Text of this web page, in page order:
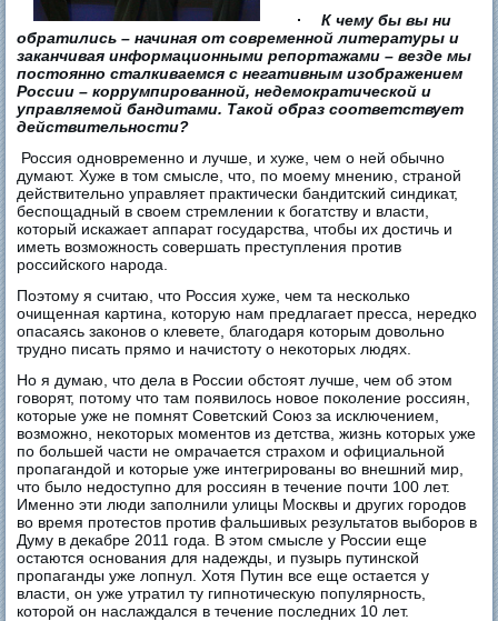
К чему бы вы ни
обратились – начиная от современной литературы и
заканчивая информационными репортажами – везде мы
постоянно сталкиваемся с негативным изображением
России – коррумпированной, недемократической и
управляемой бандитами. Такой образ соответствует
действительности?
Россия одновременно и лучше, и хуже, чем о ней обычно
думают. Хуже в том смысле, что, по моему мнению, страной
действительно управляет практически бандитский синдикат,
беспощадный в своем стремлении к богатству и власти,
который искажает аппарат государства, чтобы их достичь и
иметь возможность совершать преступления против
российского народа.
Поэтому я считаю, что Россия хуже, чем та несколько
очищенная картина, которую нам предлагает пресса, нередко
опасаясь законов о клевете, благодаря которым довольно
трудно писать прямо и начистоту о некоторых людях.
Но я думаю, что дела в России обстоят лучше, чем об этом
говорят, потому что там появилось новое поколение россиян,
которые уже не помнят Советский Союз за исключением,
возможно, некоторых моментов из детства, жизнь которых уже
по большей части не омрачается страхом и официальной
пропагандой и которые уже интегрированы во внешний мир,
что было недоступно для россиян в течение почти 100 лет.
Именно эти люди заполнили улицы Москвы и других городов
во время протестов против фальшивых результатов выборов в
Думу в декабре 2011 года. В этом смысле у России еще
остаются основания для надежды, и пузырь путинской
пропаганды уже лопнул. Хотя Путин все еще остается у
власти, он уже утратил ту гипнотическую популярность,
которой он наслаждался в течение последних 10 лет.